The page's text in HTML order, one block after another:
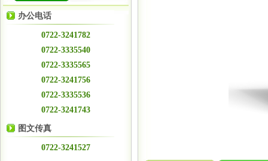
办公电话
0722-3241782
0722-3335540
0722-3335565
0722-3241756
0722-3335536
0722-3241743
图文传真
0722-3241527